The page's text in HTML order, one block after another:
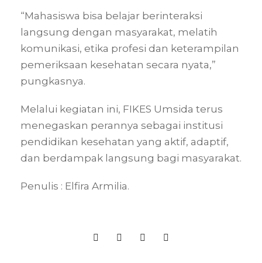
“Mahasiswa bisa belajar berinteraksi
langsung dengan masyarakat, melatih
komunikasi, etika profesi dan keterampilan
pemeriksaan kesehatan secara nyata,”
pungkasnya.
Melalui kegiatan ini, FIKES Umsida terus
menegaskan perannya sebagai institusi
pendidikan kesehatan yang aktif, adaptif,
dan berdampak langsung bagi masyarakat.
Penulis : Elfira Armilia.